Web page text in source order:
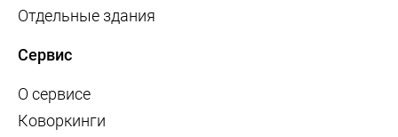
Отдельные здания
Сервис
О сервисе
Коворкинги